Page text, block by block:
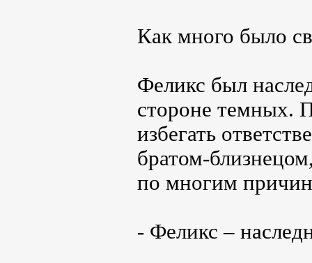
Как много было
Феликс был
стороне темных.
избегать
братом-
по многим
- Феликс –